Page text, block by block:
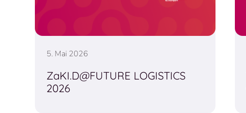
5. Mai 2026
ZaKI.D@FUTURE LOGISTICS
2026